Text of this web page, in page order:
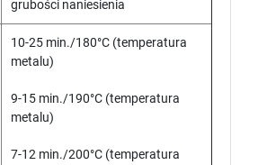
grubości naniesienia
10-25 min./180°C (temperatura
metalu)
9-15 min./190°C (temperatura
metalu)
7-12 min./200°C (temperatura